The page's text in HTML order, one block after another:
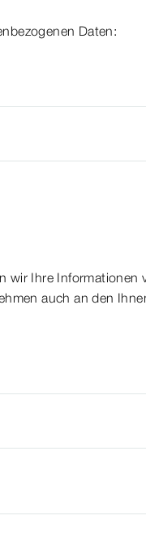
Daten:
Ihre
auch an den